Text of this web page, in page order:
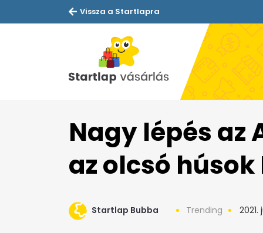
Vissza a Startlapra
Nagy lépés az
az olcsó
Startlap Bubba Trending 2021.